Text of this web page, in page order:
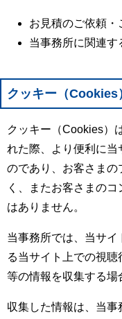
お見積のご依頼・
当事務所に関連す
クッキー（Cookies
クッキー（Cookies）
れた際、より便利に当
のであり、お客さま
く、またお客さまの
はありません。
当事務所では、当サ
る当サイト上での視
等の情報を収集する場
収集した情報は、当